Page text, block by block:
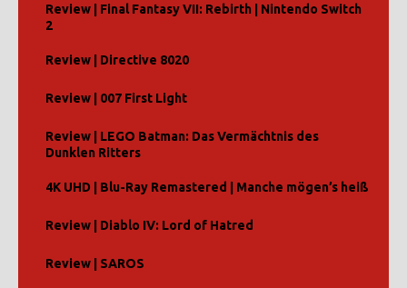
Review | Final Fantasy VII: Rebirth | Nintendo Switch
2
Review | Directive 8020
Review | 007 First Light
Review | LEGO Batman: Das Vermächtnis des
Dunklen Ritters
4K UHD | Blu-Ray Remastered | Manche mögen’s heiß
Review | Diablo IV: Lord of Hatred
Review | SAROS